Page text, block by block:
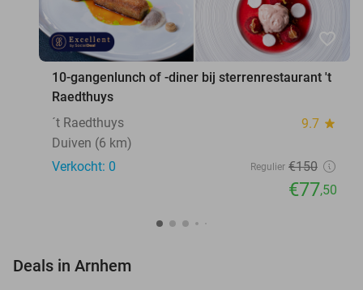
favorite_border
10-gangenlunch of -diner bij sterrenrestaurant 't
Raedthuys
´t Raedthuys
9.7 star
Duiven (6 km)
Verkocht: 0
Regulier €150
€77,50
Deals in Arnhem